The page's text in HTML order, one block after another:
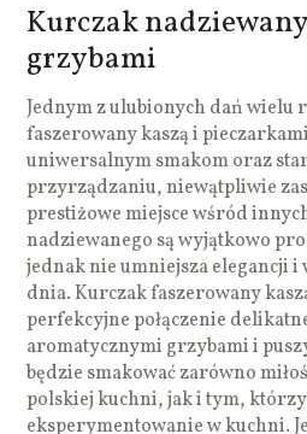
Kurczak
grzybami
Jednym z ulubionych dań wielu
faszerowany kaszą i
uniwersalnym smakom oraz
przyrządzaniu, niewątpliwie
prestiżowe miejsce wśród
nadziewanego są wyjątkowo
jednak nie umniejsza elegancji
dnia. Kurczak faszerowany
perfekcyjne połączenie
aromatycznymi grzybami i
będzie smakować zarówno
polskiej kuchni, jak i tym, którzy
eksperymentowanie w kuchni.